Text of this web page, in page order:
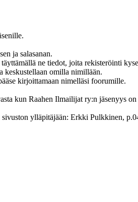
ja salasanan.
ne tiedot, joita rekisteröinti
keskustellaan omilla nimillään.
kirjoittamaan nimelläsi foorumille.
kun Raahen Ilmailijat ry:n jäsenyys
ylläpitäjään: Erkki Pulkkinen,